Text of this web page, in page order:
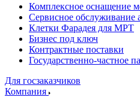
Комплексное оснащение
Сервисное обслуживание
Клетки Фарадея для МРТ
Бизнес под ключ
Контрактные поставки
Государственно-частное
Для госзаказчиков
Компания